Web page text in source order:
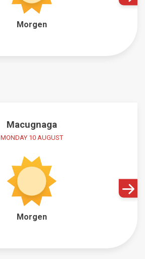
Morgen
Macugnaga
MONDAY 10 AUGUST
Morgen